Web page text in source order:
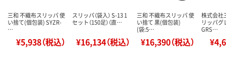
三和 不織布スリッパ 使
い捨て(個包装) SYZR-
…
¥5,938（税込）
スリッパ（袋入） S-13 1
セット（150足）（直…
¥16,134（税込）
三和 不織布スリッパ 使
い捨て 黒(個包装)
(袋:5…
¥16,390（税込）
株式会社
リッパグ
GRS…